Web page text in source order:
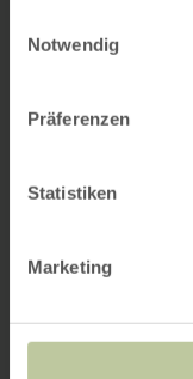
Notwendig
Präferenzen
Statistiken
Marketing